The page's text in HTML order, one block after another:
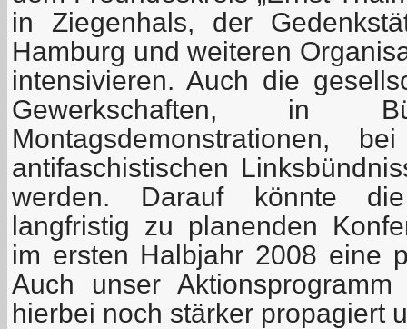
in Ziegenhals, der
Hamburg und weiteren
intensivieren. Auch die
Gewerkschaften, in
Montagsdemonstrationen,
antifaschistischen
werden. Darauf könnte
langfristig zu planenden
im ersten Halbjahr 2008 eine
Auch unser
hierbei noch stärker propagiert